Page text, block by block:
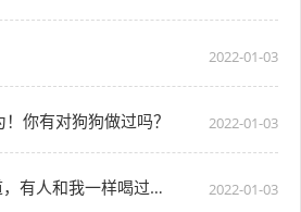
2022-01-03
你有对狗狗做过吗？ 2022-01-03
好奇猫奶是什么味道，有人和我一样喝过猫奶吗？” 2022-01-03